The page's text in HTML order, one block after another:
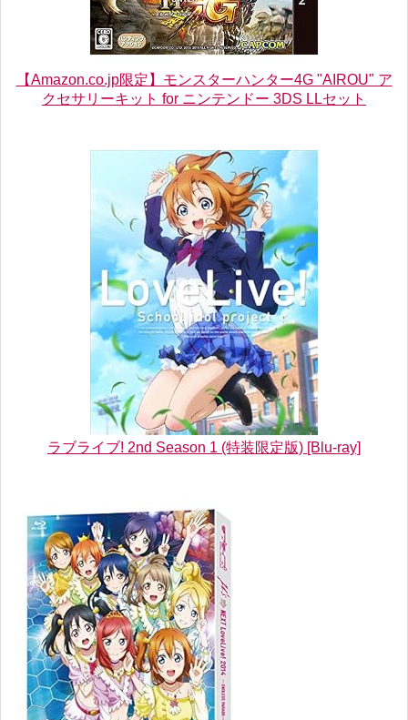
【Amazon.co.jp限定】モンスターハンター4G "AIROU" ア
クセサリーキット for ニンテンドー 3DS LLセット
ラブライブ! 2nd Season 1 (特装限定版) [Blu-ray]